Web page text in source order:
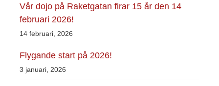
Vår dojo på Raketgatan firar 15 år den 14
februari 2026!
14 februari, 2026
Flygande start på 2026!
3 januari, 2026